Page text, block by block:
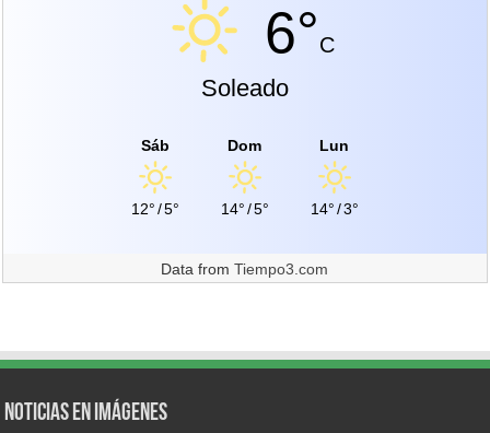
6°C
Soleado
Sáb
12°/5°
Dom
14°/5°
Lun
14°/3°
Data fromTiempo3.com
Noticias en Imágenes